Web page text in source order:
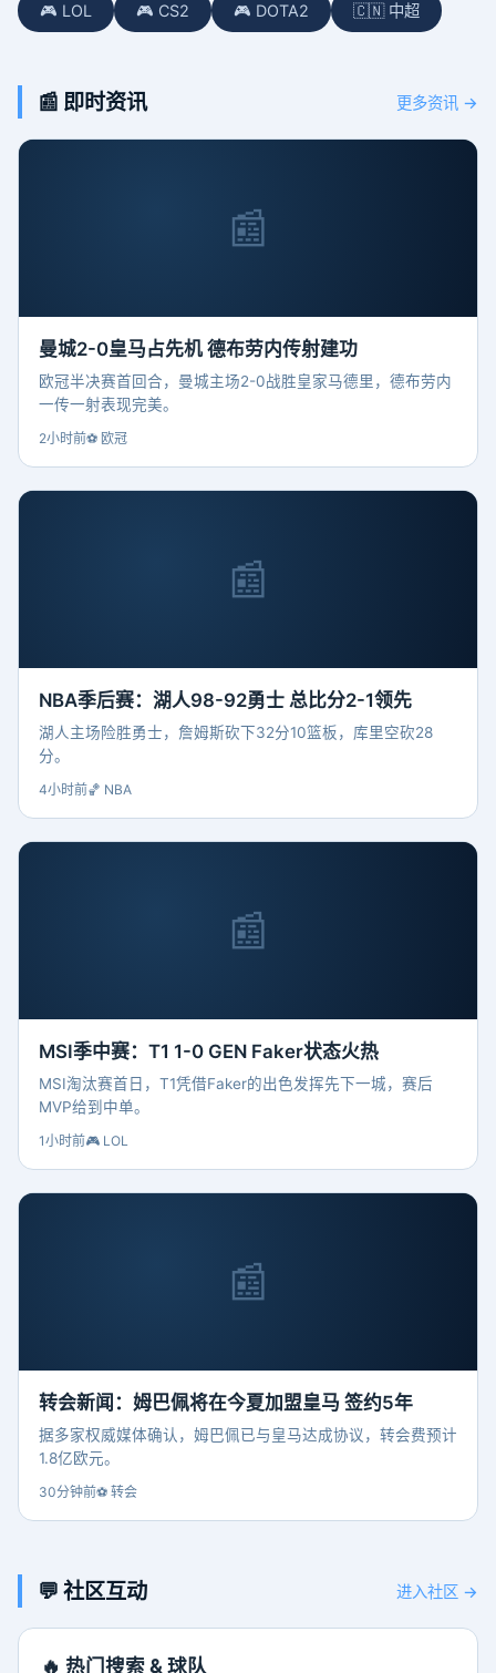
🎮 LOL 🎮 CS2 🎮 DOTA2 🇨🇳 中超
📰 即时资讯 更多资讯 →
📰
曼城2-0皇马占先机 德布劳内传射建功
欧冠半决赛首回合，曼城主场2-0战胜皇家马德里，德布劳内
一传一射表现完美。
2小时前⚽ 欧冠
📰
NBA季后赛：湖人98-92勇士 总比分2-1领先
湖人主场险胜勇士，詹姆斯砍下32分10篮板，库里空砍28
分。
4小时前🏀 NBA
📰
MSI季中赛：T1 1-0 GEN Faker状态火热
MSI淘汰赛首日，T1凭借Faker的出色发挥先下一城，赛后
MVP给到中单。
1小时前🎮 LOL
📰
转会新闻：姆巴佩将在今夏加盟皇马 签约5年
据多家权威媒体确认，姆巴佩已与皇马达成协议，转会费预计
1.8亿欧元。
30分钟前⚽ 转会
💬 社区互动 进入社区 →
🔥 热门搜索 & 球队